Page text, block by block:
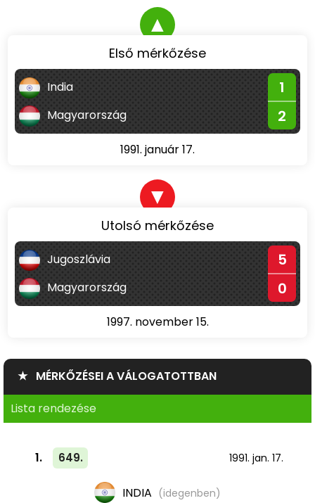
▲
Első mérkőzése
India 1
Magyarország 2
1991. január 17.
▼
Utolsó mérkőzése
Jugoszlávia 5
Magyarország 0
1997. november 15.
★ MÉRKŐZÉSEI A VÁLOGATOTTBAN
Lista rendezése
1. 649. 1991. jan. 17.
INDIA (idegenben)